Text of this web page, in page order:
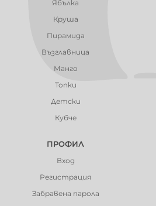
Ябълка
Круша
Пирамида
Възглавница
Манго
Топки
Детски
Кубче
ПРОФИЛ
Вход
Регистрация
Забравена парола